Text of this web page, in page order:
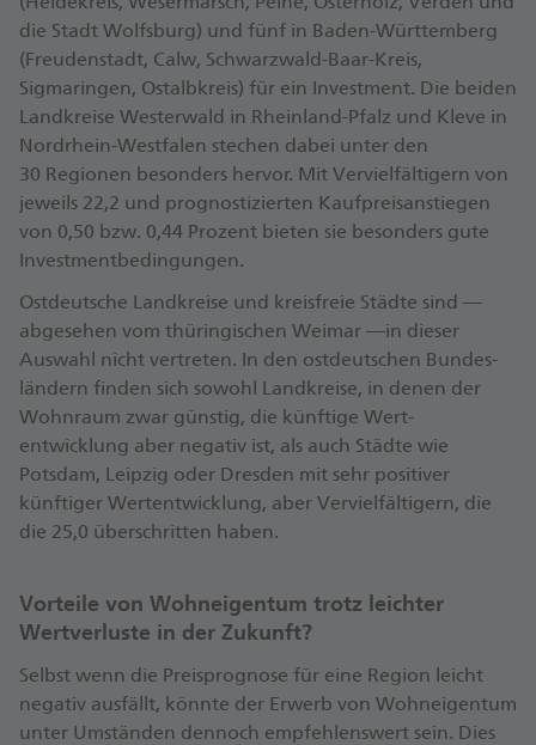
die Stadt Wolfsburg) und fünf in Baden-Württemberg
(Freuden­stadt, Calw, Schwarzwald-Baar-Kreis,
Sigmaringen, Ostalbkreis) für ein Investment. Die beiden
Landkreise Wester­wald in Rheinland-Pfalz und Kleve in
Nordrhein-Westfalen stechen dabei unter den
30 Regionen besonders hervor. Mit Verviel­fältigern von
jeweils 22,2 und prognostizierten Kaufpreisanstiegen
von 0,50 bzw. 0,44 Prozent bieten sie besonders gute
Investmentbedingungen.
Ostdeutsche Land­kreise und kreis­freie Städte sind —
abgesehen vom thüringischen Weimar —in dieser
Auswahl nicht vertreten. In den ostdeutschen Bundes­
ländern finden sich sowohl Landkreise, in denen der
Wohnraum zwar günstig, die künftige Wert­
entwicklung aber negativ ist, als auch Städte wie
Potsdam, Leipzig oder Dresden mit sehr positiver
künftiger Wert­entwicklung, aber Verviel­fältigern, die
die 25,0 überschritten haben.
Vorteile von Wohneigentum trotz leichter
Wertverluste in der Zukunft?
Selbst wenn die Preis­prognose für eine Region leicht
negativ ausfällt, könnte der Erwerb von Wohn­eigentum
unter Umständen dennoch empfehlens­wert sein. Dies